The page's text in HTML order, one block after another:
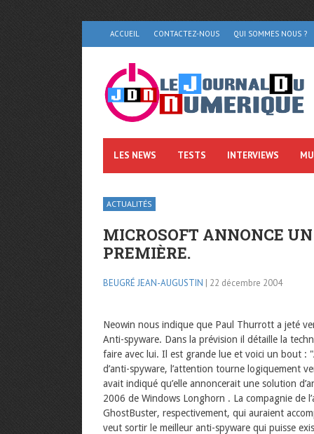
ACCUEIL CONTACTEZ-NOUS QUI SOMMES NOUS ?
LES NEWS TESTS INTERVIEWS
ACTUALITÉS
MICROSOFT ANNONCE
PREMIÈRE.
BEUGRÉ JEAN-AUGUSTIN | 22 décembre 2004
Neowin nous indique que Paul Thurrott a jeté
Anti-spyware. Dans la prévision il détaille la
faire avec lui. Il est grande lue et voici un bout :
d’anti-spyware, l’attention tourne logiquement
avait indiqué qu’elle annoncerait une solution
2006 de Windows Longhorn . La compagnie de
GhostBuster, respectivement, qui auraient
veut sortir le meilleur anti-spyware qui puisse